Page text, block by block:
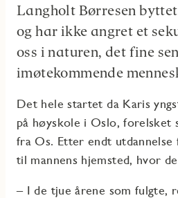
Langholt Børresen
og har ikke angret et
oss i naturen, det fine
imøtekommende
Det hele startet da Karis
på høyskole i Oslo, forelsket
fra Os. Etter endt
til mannens hjemsted, hvor
– I de tjue årene som fulgte,